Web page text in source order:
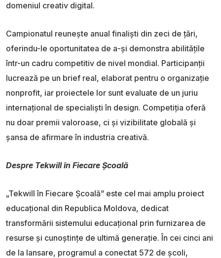
domeniul creativ digital.
Campionatul reunește anual finaliști din zeci de țări,
oferindu-le oportunitatea de a-și demonstra abilitățile
într-un cadru competitiv de nivel mondial. Participanții
lucrează pe un brief real, elaborat pentru o organizație
nonprofit, iar proiectele lor sunt evaluate de un juriu
internațional de specialiști în design. Competiția oferă
nu doar premii valoroase, ci și vizibilitate globală și
șansa de afirmare în industria creativă.
Despre Tekwill în Fiecare Școală
„Tekwill în Fiecare Școală” este cel mai amplu proiect
educațional din Republica Moldova, dedicat
transformării sistemului educațional prin furnizarea de
resurse și cunoștințe de ultimă generație. În cei cinci ani
de la lansare, programul a conectat 572 de școli,